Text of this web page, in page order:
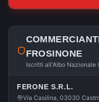
FROSINONE
Iscritti all'Albo Nazionale
FERONE S.R.L.
Via Casilina, 03030